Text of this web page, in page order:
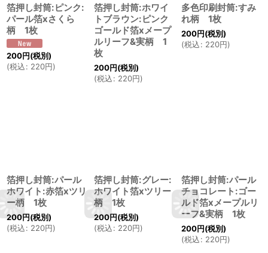
箔押し封筒:ピンク:
パール箔xさくら
柄 1枚
200円(税別)
(税込: 220円)
箔押し封筒:ホワイ
トブラウン:ピンク
ゴールド箔xメープ
ルリーフ&実柄 1
枚
200円(税別)
(税込: 220円)
多色印刷封筒:すみ
れ柄 1枚
200円(税別)
(税込: 220円)
箔押し封筒:パール
ホワイト:赤箔xツリ
ー柄 1枚
200円(税別)
(税込: 220円)
箔押し封筒:グレー:
ホワイト箔xツリー
柄 1枚
200円(税別)
(税込: 220円)
箔押し封筒:パール
チョコレート:ゴー
ルド箔xメープルリ
ーフ&実柄 1枚
200円(税別)
(税込: 220円)